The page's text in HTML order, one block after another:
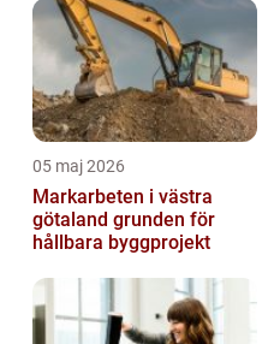
05 maj 2026
Markarbeten i västra
götaland grunden för
hållbara byggprojekt